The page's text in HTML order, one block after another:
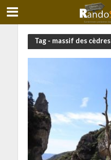
Tag - massif des cèdres